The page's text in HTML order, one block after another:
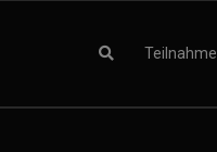
Teilnahme